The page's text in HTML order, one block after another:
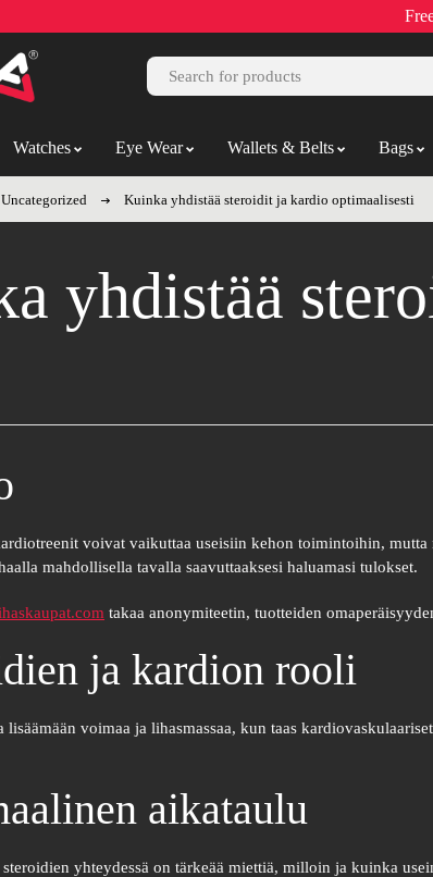
Watches Eye Wear Wallets & Belts Bags
Uncategorized Kuinka yhdistää steroidit ja kardio optimaalisesti
yhdistää
voivat vaikuttaa useisiin kehon toimintoihin,
mahdollisella tavalla saavuttaaksesi haluamasi tulokset.
takaa anonymiteetin, tuotteiden
ja kardion rooli
lisäämään voimaa ja lihasmassaa, kun taas
aikataulu
yhteydessä on tärkeää miettiä, milloin ja kuinka